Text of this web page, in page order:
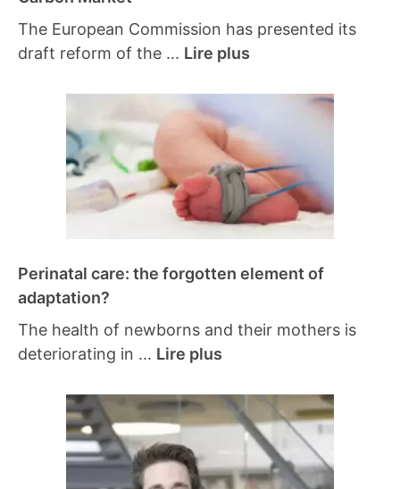
The European Commission has presented its
draft reform of the ... Lire plus
Perinatal care: the forgotten element of
adaptation?
The health of newborns and their mothers is
deteriorating in ... Lire plus